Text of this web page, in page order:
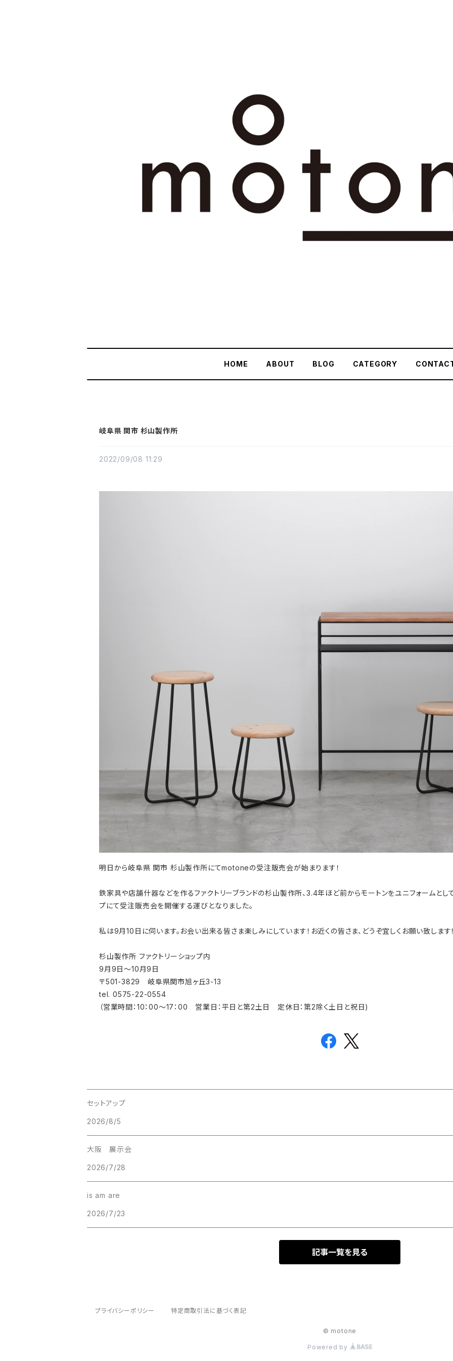
HOME ABOUT BLOG CATEGORY
岐阜県 関市 杉山製作所
2022/09/08 11:29
明日から岐阜県 関市 杉山製作所にてmotoneの受注販売会が始まります！
鉄家具や店舗什器などを作るファクトリーブランドの杉山製作所、3.4年ほど前からモートンをユニフォームとし
プにて受注販売会を開催する運びとなりました。
私は9月10日に伺います。お会い出来る皆さま楽しみにしています！お近くの皆さま、どうぞ宜しくお願い致します
杉山製作所 ファクトリーショップ内
9月9日〜10月9日
〒501-3829 岐阜県関市旭ヶ丘3-13
tel. 0575-22-0554
（営業時間：10：00～17：00 営業日：平日と第2土日 定休日：第2除く土日と祝日)
セットアップ
2026/8/5
大阪 展示会
2026/7/28
is am are
2026/7/23
記事一覧を見る
プライバシーポリシー 特定商取引法に基づく表記
© motone
Powered by